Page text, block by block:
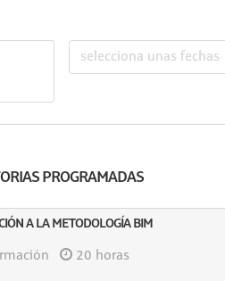
PROGRAMADAS
A LA METODOLOGÍA BIM
20 horas